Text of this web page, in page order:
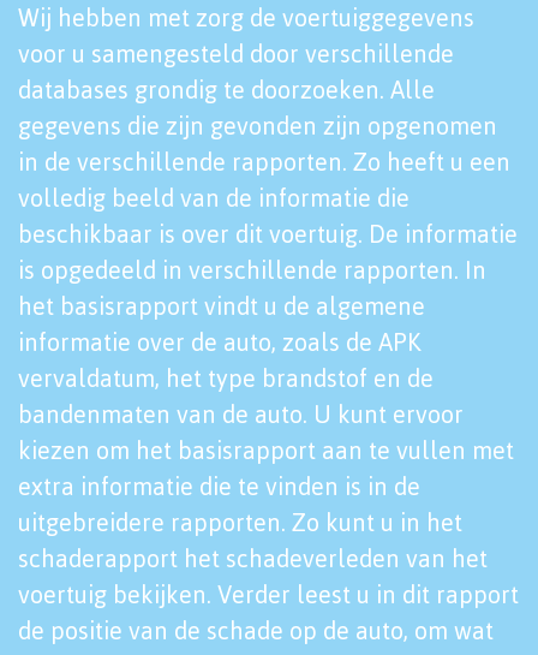
Wij hebben met zorg de voertuiggegevens
voor u samengesteld door verschillende
databases grondig te doorzoeken. Alle
gegevens die zijn gevonden zijn opgenomen
in de verschillende rapporten. Zo heeft u een
volledig beeld van de informatie die
beschikbaar is over dit voertuig. De informatie
is opgedeeld in verschillende rapporten. In
het basisrapport vindt u de algemene
informatie over de auto, zoals de APK
vervaldatum, het type brandstof en de
bandenmaten van de auto. U kunt ervoor
kiezen om het basisrapport aan te vullen met
extra informatie die te vinden is in de
uitgebreidere rapporten. Zo kunt u in het
schaderapport het schadeverleden van het
voertuig bekijken. Verder leest u in dit rapport
de positie van de schade op de auto, om wat